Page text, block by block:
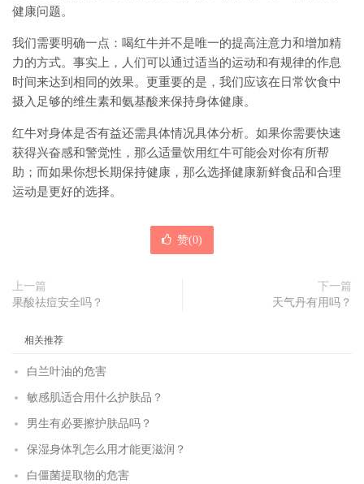
健康问题。
我们需要明确一点：喝红牛并不是唯一的提高注意力和增加精
力的方式。事实上，人们可以通过适当的运动和有规律的作息
时间来达到相同的效果。更重要的是，我们应该在日常饮食中
摄入足够的维生素和氨基酸来保持身体健康。
红牛对身体是否有益还需具体情况具体分析。如果你需要快速
获得兴奋感和警觉性，那么适量饮用红牛可能会对你有所帮
助；而如果你想长期保持健康，那么选择健康新鲜食品和合理
运动是更好的选择。
赞(0)
上一篇
果酸祛痘安全吗？
下一篇
天气丹有用吗？
相关推荐
白兰叶油的危害
敏感肌适合用什么护肤品？
男生有必要擦护肤品吗？
保湿身体乳怎么用才能更滋润？
白僵菌提取物的危害